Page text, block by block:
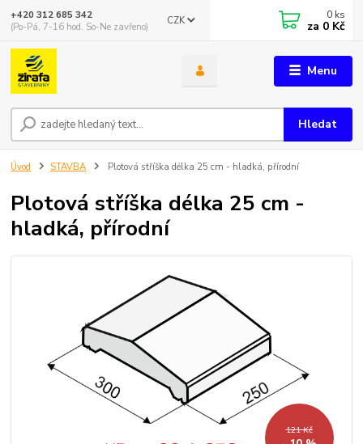
Menu
CZK
Hledat
+420 312 685 342
(Po-Pá, 7-16 hod. So-Ne zavřeno)
0 ks
za 0 Kč
Úvod STAVBA Plotová stříška délka 25 cm - hladká, přírodní
Plotová stříška délka 25 cm -
hladká, přírodní
121 Kč